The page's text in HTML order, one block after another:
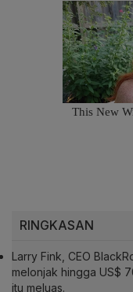
RINGKASAN
Larry Fink, CEO
melonjak hingga US$
itu meluas.